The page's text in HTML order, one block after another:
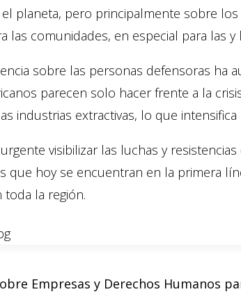
el planeta, pero principalmente sobre
las comunidades, en especial para las
sobre las personas defensoras
parecen solo hacer frente a la
industrias extractivas, lo que
visibilizar las luchas y
que hoy se encuentran en la primera
toda la región.
Empresas y Derechos Humanos